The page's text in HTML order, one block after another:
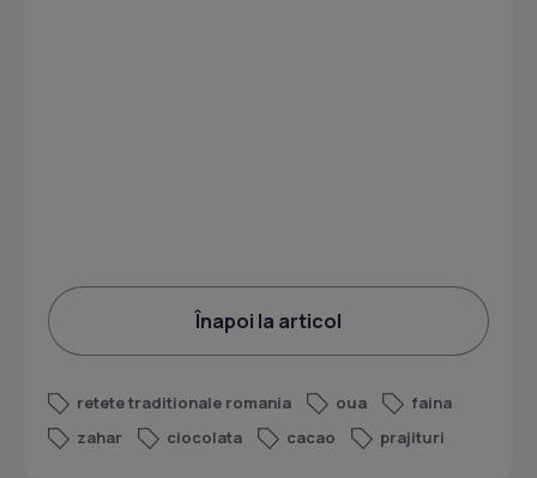
Înapoi la articol
retete traditionale romania oua
faina
zahar
ciocolata cacao prajituri